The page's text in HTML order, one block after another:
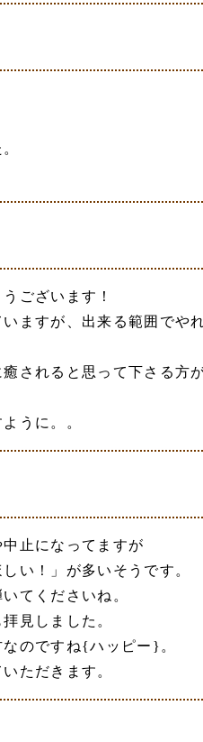
ございます！
ますが、出来る範囲でや
されると思って下さる方
うに。。
止になってますが
い！」が多いそうです。
てくださいね。
見しました。
のですね{ハッピー}。
ただきます。